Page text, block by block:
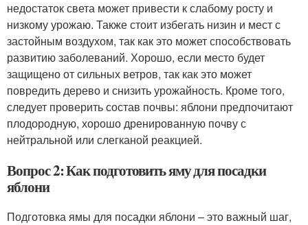
недостаток света может привести к слабому росту и
низкому урожаю. Также стоит избегать низин и мест с
застойным воздухом, так как это может способствовать
развитию заболеваний. Хорошо, если место будет
защищено от сильных ветров, так как это может
повредить дерево и снизить урожайность. Кроме того,
следует проверить состав почвы: яблони предпочитают
плодородную, хорошо дренированную почву с
нейтральной или слегканой реакцией.
Вопрос 2: Как подготовить яму для посадки
яблони
Подготовка ямы для посадки яблони – это важный шаг,